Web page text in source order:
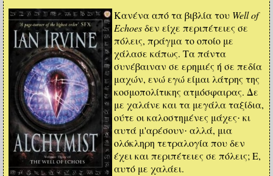
Κανένα από τα βιβλία του Well of
Echoesδεν είχε περιπέτειες σε
πόλεις, πράγμα το οποίο με
χάλασε κάπως. Τα πάντα
συνέβαιναν σε ερημιές ή σε πεδία
μαχών, ενώ εγώ είμαι λάτρης της
κοσμοπολίτικης ατμόσφαιρας. Δε
με χαλάνε και τα μεγάλα ταξίδια,
ούτε οι καλοστημένες μάχες· κι
αυτά μ'αρέσουν· αλλά, μια
ολόκληρη τετραλογία που δεν
έχει και περιπέτειες σε πόλεις; Ε,
αυτό με χαλάει.